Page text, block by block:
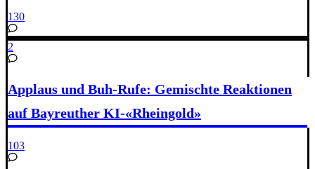
130
2
Applaus und Buh-Rufe: Gemischte Reaktionen
auf Bayreuther KI-«Rheingold»
103